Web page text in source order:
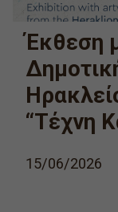
Έκθεση
“Τέχνη
15/06/2026